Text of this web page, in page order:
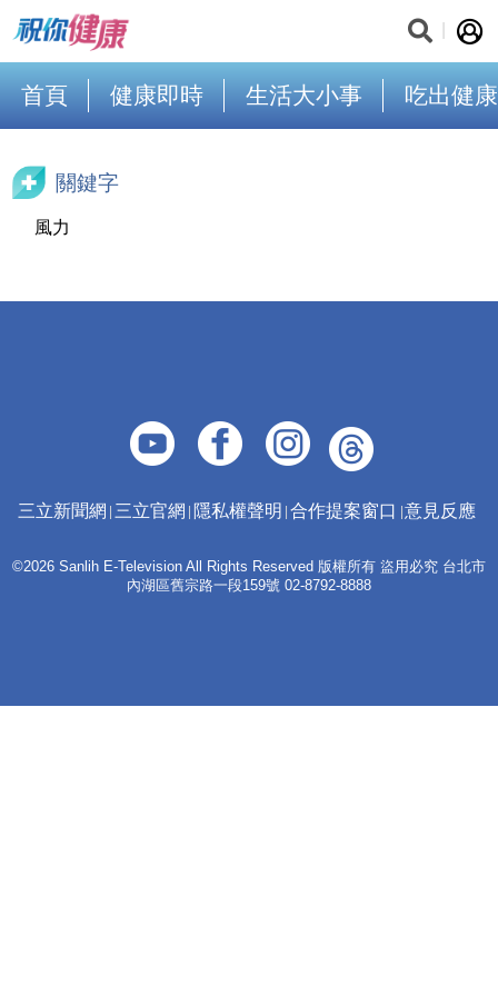
首頁 健康即時 生活大小事 吃出健康
關鍵字
風力
三立新聞網 三立官網 隱私權聲明 合作提案窗口 意見反應
©2026 Sanlih E-Television All Rights Reserved 版權所有 盜用必究 台北市
內湖區舊宗路一段159號 02-8792-8888